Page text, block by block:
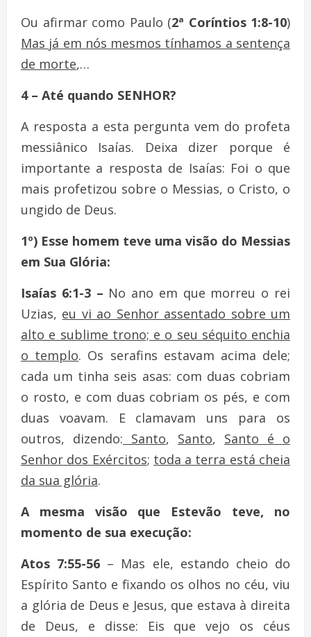
Ou afirmar como Paulo (2ª Coríntios 1:8-10)
Mas já em nós mesmos tínhamos a sentença
de morte,…
4 – Até quando SENHOR?
A resposta a esta pergunta vem do profeta
messiânico Isaías. Deixa dizer porque é
importante a resposta de Isaías: Foi o que
mais profetizou sobre o Messias, o Cristo, o
ungido de Deus.
1º) Esse homem teve uma visão do Messias
em Sua Glória:
Isaías 6:1-3 – No ano em que morreu o rei
Uzias, eu vi ao Senhor assentado sobre um
alto e sublime trono; e o seu séquito enchia
o templo. Os serafins estavam acima dele;
cada um tinha seis asas: com duas cobriam
o rosto, e com duas cobriam os pés, e com
duas voavam. E clamavam uns para os
outros, dizendo: Santo, Santo, Santo é o
Senhor dos Exércitos; toda a terra está cheia
da sua glória.
A mesma visão que Estevão teve, no
momento de sua execução:
Atos 7:55-56 – Mas ele, estando cheio do
Espírito Santo e fixando os olhos no céu, viu
a glória de Deus e Jesus, que estava à direita
de Deus, e disse: Eis que vejo os céus